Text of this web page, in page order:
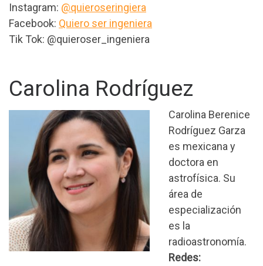
Instagram: @quieroseringiera
Facebook: Quiero ser ingeniera
Tik Tok: @quieroser_ingeniera
Carolina Rodríguez
Carolina Berenice
Rodríguez Garza
es mexicana y
doctora en
astrofísica. Su
área de
especialización
es la
radioastronomía.
Redes: